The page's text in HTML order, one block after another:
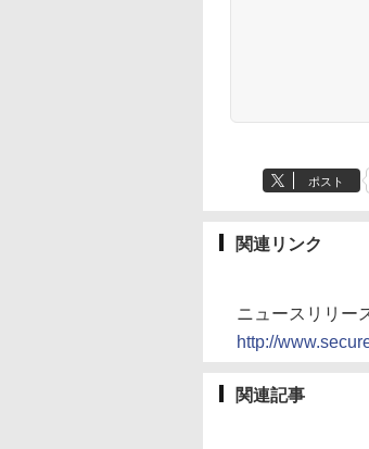
ポスト
関連リンク
ニュースリリー
http://
関連記事